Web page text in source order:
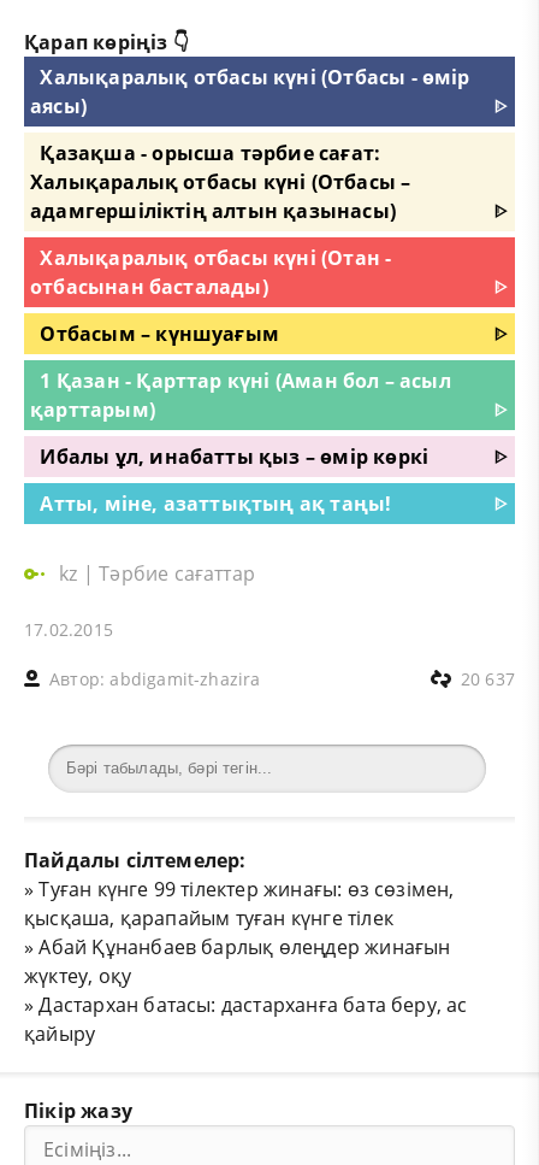
Қарап көріңіз 👇
Халықаралық отбасы күні (Отбасы - өмір
аясы)
ᐈ
Қазақша - орысша тәрбие сағат:
Халықаралық отбасы күні (Отбасы –
адамгершіліктің алтын қазынасы)
ᐈ
Халықаралық отбасы күні (Отан -
отбасынан басталады)
ᐈ
Отбасым – күншуағым
ᐈ
1 Қазан - Қарттар күні (Аман бол – асыл
қарттарым)
ᐈ
Ибалы ұл, инабатты қыз – өмір көркі
ᐈ
Атты, міне, азаттықтың ақ таңы!
ᐈ
kz |Тәрбие сағаттар
17.02.2015
Автор:abdigamit-zhazira 20 637
Пайдалы сілтемелер:
»Туған күнге 99 тілектер жинағы: өз сөзімен,
қысқаша, қарапайым туған күнге тілек
»Абай Құнанбаев барлық өлеңдер жинағын
жүктеу, оқу
»Дастархан батасы: дастарханға бата беру, ас
қайыру
Пікір жазу